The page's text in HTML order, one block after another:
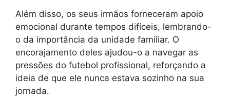
Além disso, os seus irmãos forneceram apoio
emocional durante tempos difíceis, lembrando-
o da importância da unidade familiar. O
encorajamento deles ajudou-o a navegar as
pressões do futebol profissional, reforçando a
ideia de que ele nunca estava sozinho na sua
jornada.